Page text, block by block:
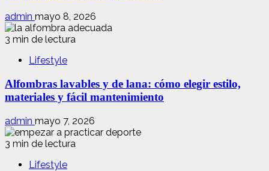
admin mayo 8, 2026
3 min de lectura
Lifestyle
Alfombras lavables y de lana: cómo elegir estilo,
materiales y fácil mantenimiento
admin mayo 7, 2026
3 min de lectura
Lifestyle